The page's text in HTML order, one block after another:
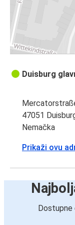
Duisburg
47051
Nemačka
Prikaži ovu
Dostupne